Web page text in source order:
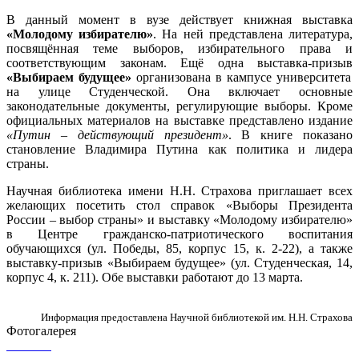
В данный момент в вузе действует книжная выставка
«Молодому избирателю». На ней представлена литература,
посвящённая теме выборов, избирательного права и
соответствующим законам. Ещё одна выставка-призыв
«Выбираем будущее» организована в кампусе университета
на улице Студенческой. Она включает основные
законодательные документы, регулирующие выборы. Кроме
официальных материалов на выставке представлено издание
«Путин – действующий президент». В книге показано
становление Владимира Путина как политика и лидера
страны.
Научная библиотека имени Н.Н. Страхова приглашает всех
желающих посетить стол справок «Выборы Президента
России – выбор страны» и выставку «Молодому избирателю»
в Центре гражданско-патриотического воспитания
обучающихся (ул. Победы, 85, корпус 15, к. 2-22), а также
выставку-призыв «Выбираем будущее» (ул. Студенческая, 14,
корпус 4, к. 211). Обе выставки работают до 13 марта.
Информация предоставлена Научной библиотекой им. Н.Н. Страхова
Фотогалерея